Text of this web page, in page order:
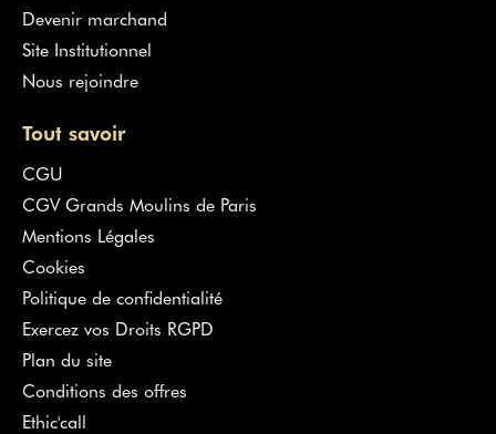
Devenir marchand
Site Institutionnel
Nous rejoindre
Tout savoir
CGU
CGV Grands Moulins de Paris
Mentions Légales
Cookies
Politique de confidentialité
Exercez vos Droits RGPD
Plan du site
Conditions des offres
Ethic'call